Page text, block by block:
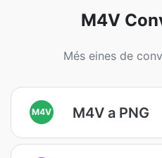
M4V
Més eines de
M4V M4V a PNG